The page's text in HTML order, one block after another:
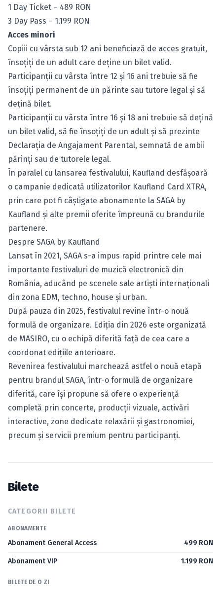
1 Day Ticket – 489 RON
3 Day Pass – 1.199 RON
Acces minori
Copiii cu vârsta sub 12 ani beneficiază de acces gratuit,
însoțiți de un adult care deține un bilet valid.
Participanții cu vârsta între 12 și 16 ani trebuie să fie
însoțiți permanent de un părinte sau tutore legal și să
dețină bilet.
Participanții cu vârsta între 16 și 18 ani trebuie să dețină
un bilet valid, să fie însoțiți de un adult și să prezinte
Declarația de Angajament Parental, semnată de ambii
părinți sau de tutorele legal.
În paralel cu lansarea festivalului, Kaufland desfășoară
o campanie dedicată utilizatorilor Kaufland Card XTRA,
prin care pot fi câștigate abonamente la SAGA by
Kaufland și alte premii oferite împreună cu brandurile
partenere.
Despre SAGA by Kaufland
Lansat în 2021, SAGA s-a impus rapid printre cele mai
importante festivaluri de muzică electronică din
România, aducând pe scenele sale artiști internaționali
din zona EDM, techno, house și urban.
După pauza din 2025, festivalul revine într-o nouă
formulă de organizare. Ediția din 2026 este organizată
de MASIRO, cu o echipă diferită față de cea care a
coordonat edițiile anterioare.
Revenirea festivalului marchează astfel o nouă etapă
pentru brandul SAGA, într-o formulă de organizare
diferită, care își propune să ofere o experiență
completă prin concerte, producții vizuale, activări
interactive, zone dedicate relaxării și gastronomiei,
precum și servicii premium pentru participanți.
Bilete
CATEGORII BILETE
ABONAMENTE
Abonament General Access 499 RON
Abonament VIP 1.199 RON
BILETE DE O ZI